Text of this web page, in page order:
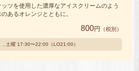
ツを使用した濃厚なアイスクリームのよう
あるオレンジとともに。
800円 （税別）
土曜 17:30〜22:00（LO21:00）